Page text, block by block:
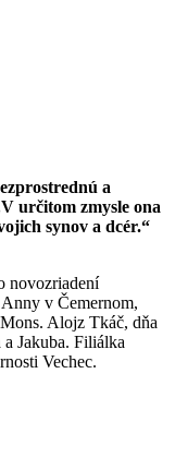
a
určitom zmysle ona
synov a dcér.“
novozriadení
v Čemernom,
Alojz Tkáč, dňa
Jakuba. Filiálka
Vechec.